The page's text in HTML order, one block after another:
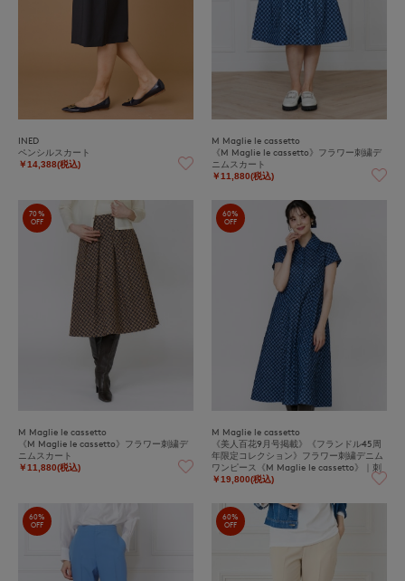
INED
ペンシルスカート
￥14,388(税込)
M Maglie le cassetto
《M Maglie le cassetto》フラワー刺繍デ
ニムスカート
￥11,880(税込)
70%
OFF
M Maglie le cassetto
《M Maglie le cassetto》フラワー刺繍デ
ニムスカート
￥11,880(税込)
60%
OFF
M Maglie le cassetto
《美人百花9月号掲載》《フランドル45周
年限定コレクション》フラワー刺繍デニム
ワンピース《M Maglie le cassetto》｜刺
繍映えデニムワンピ
￥19,800(税込)
60%
OFF
60%
OFF